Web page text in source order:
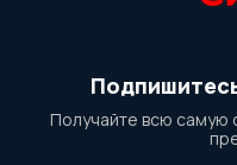
Получайте всю